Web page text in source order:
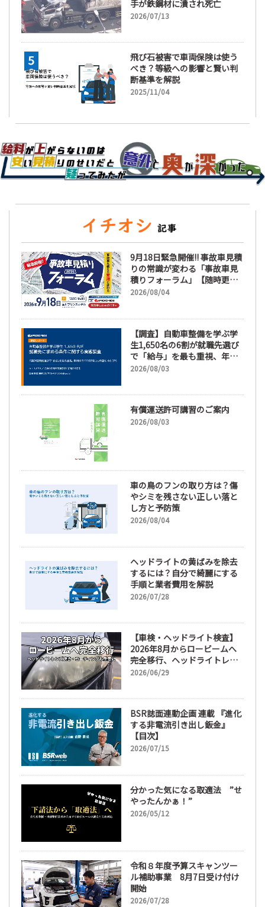
手が鉄鋼材に潰され死亡
2026/07/13
飛び石被害で車両保険は使う
べき？等級への影響と賢い判
断基準を解説
2025/11/04
9月18日緊急開催!! 事故車見積
りの常識が変わる「事故車見
積りフォーラム」【随時更
新】
2026/08/04
【調査】自動車整備を学ぶ学
生1,650名の6割が就職先選び
で「給与」を最も重視、年間
休日「110日以上」希望も
2026/08/03
有償運送許可講習のご案内
2026/08/03
車の鳥のフンの取り方は？傷
やシミを残さない正しい落と
し方と予防策
2026/08/04
ヘッドライトの黄ばみを除去
するには？自分で綺麗にする
手順と業者費用を解説
2026/07/28
【車検・ヘッドライト検査】
2026年8月からロービームへ
完全移行、ヘッドライトレン
ズ磨き・コーティングも重要
2026/06/29
BSR誌面連動企画 連載 『進化
する非電流引き出し鈑金』
【目次】
2026/07/15
分かった気になる取適法 ”せ
やったんかぁ！”
2026/05/12
令和８年度予算スキャンツー
ル補助事業 8月7日受け付け
開始
2026/07/28